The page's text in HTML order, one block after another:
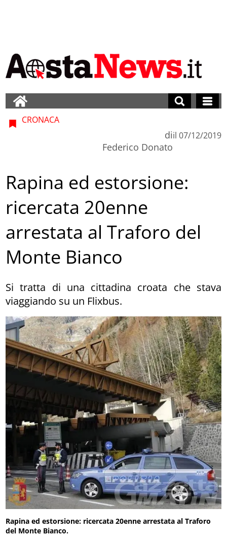
CRONACA
di
Federico Donato
il 07/12/2019
Rapina ed estorsione:
ricercata 20enne
arrestata al Traforo del
Monte Bianco
Si tratta di una cittadina croata che stava
viaggiando su un Flixbus.
Rapina ed estorsione: ricercata 20enne arrestata al Traforo
del Monte Bianco.